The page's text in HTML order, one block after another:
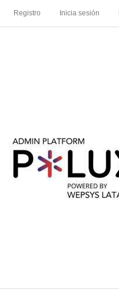
Registro Inicia sesión